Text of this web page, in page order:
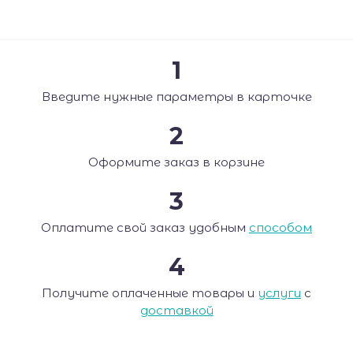
1
Введите нужные параметры в карточке
2
Оформите заказ в корзине
3
Оплатите свой заказ удобным способом
4
Получите оплаченные товары и услуги с
доставкой